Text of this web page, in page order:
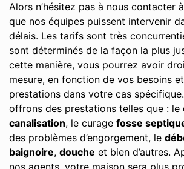
Alors n’hésitez pas à nous contacter
que nos équipes puissent intervenir
délais. Les tarifs sont très
sont déterminés de la façon la plus
cette manière, vous pourrez avoir
mesure, en fonction de vos besoins
prestations dans votre cas
offrons des prestations telles que : le
canalisation, le curage fosse
des problèmes d’engorgement, le
baignoire, douche et bien d’autres.
nos agents, votre maison sera plus